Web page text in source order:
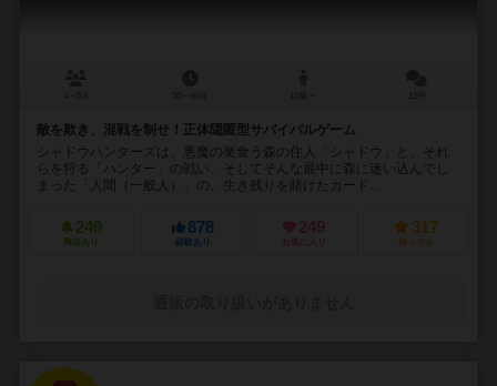
敵を欺き、混戦を制せ！正体隠匿型サバイバルゲーム
シャドウハンターズは、悪魔の巣食う森の住人「シャドウ」と、それ
らを狩る「ハンター」の戦い、そしてそんな最中に森に迷い込んでし
まった「人間（一般人）」の、生き残りを賭けたカード...
249
興味あり
878
経験あり
249
お気に入り
317
持ってる